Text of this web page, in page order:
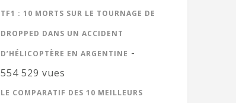
TF1 : 10 MORTS SUR LE TOURNAGE DE
DROPPED DANS UN ACCIDENT
D’HÉLICOPTÈRE EN ARGENTINE -
554 529 vues
LE COMPARATIF DES 10 MEILLEURS